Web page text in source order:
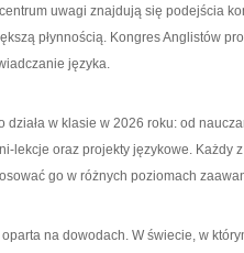
uwagi znajdują się podejścia
płynnością. Kongres Anglistów
języka.
działa w klasie w 2026 roku: od
lekcje oraz projekty językowe. Każdy
go w różnych poziomach
na dowodach. W świecie, w